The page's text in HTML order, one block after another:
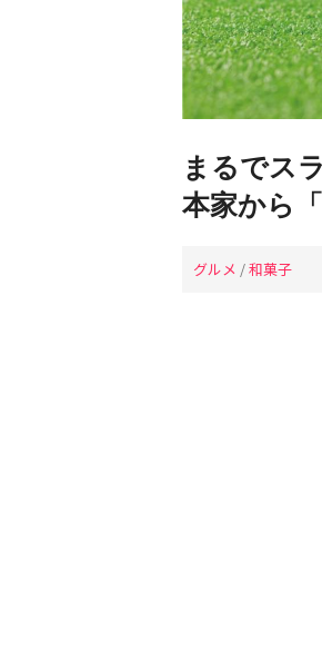
まるでス
本家から
グルメ /和菓子